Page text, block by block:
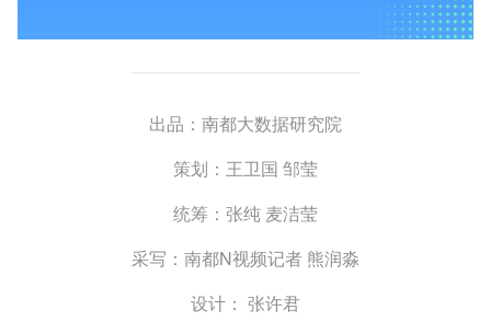
出品：南都大数据研究院
策划：王卫国 邹莹
统筹：张纯 麦洁莹
采写：南都N视频记者 熊润淼
设计： 张许君